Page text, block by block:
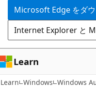
ツ
に
ス
キ
ッ
プ
Microsoft Edge をダ
Internet Explorer と
Learn
Learn Windows Windows